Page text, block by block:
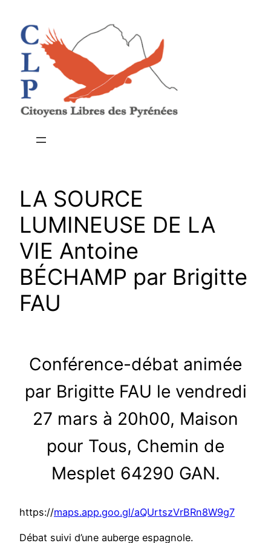
contenu
LA SOURCE
LUMINEUSE DE LA
VIE Antoine
BÉCHAMP par Brigitte
FAU
Conférence-débat animée
par Brigitte FAU le vendredi
27 mars à 20h00, Maison
pour Tous, Chemin de
Mesplet 64290 GAN.
https://maps.app.goo.gl/aQUrtszVrBRn8W9g7
Débat suivi d’une auberge espagnole.